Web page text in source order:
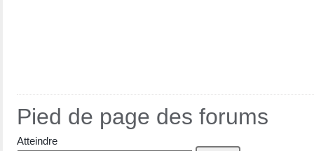
Pied de page des forums
Atteindre